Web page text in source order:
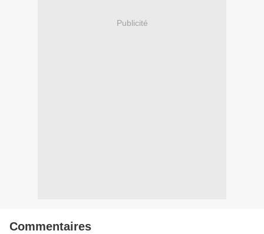
Publicité
Commentaires